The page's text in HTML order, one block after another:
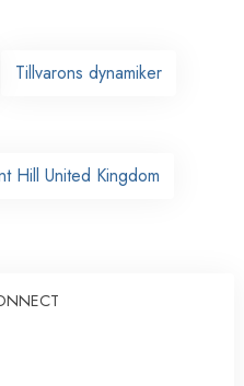
Tillvarons dynamiker
Hill United Kingdom